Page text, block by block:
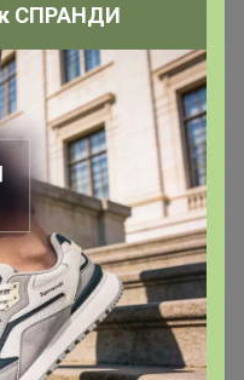
Орг. 19,8р
СПРАНДИ